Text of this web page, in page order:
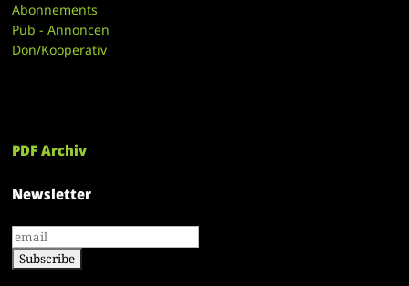
Abonnements
Pub - Annoncen
Don/Kooperativ
PDF Archiv
Newsletter